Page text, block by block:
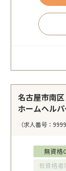
名古屋市南
ホームヘルパ
（求人番号：
無資格
有資格者